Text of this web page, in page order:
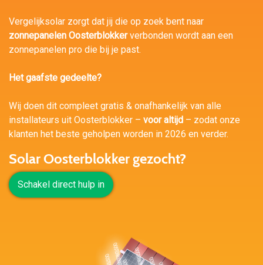
Vergelijksolar zorgt dat jij die op zoek bent naar
zonnepanelen Oosterblokkerverbonden wordt aan een
zonnepanelen pro die bij je past.
Het gaafste gedeelte?
Wij doen dit compleet gratis & onafhankelijk van alle
installateurs uit Oosterblokker – voor altijd – zodat onze
klanten het beste geholpen worden in 2026 en verder.
Solar Oosterblokker gezocht?
Schakel direct hulp in